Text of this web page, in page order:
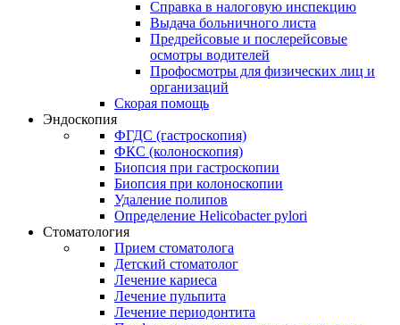
Справка в налоговую инспекцию
Выдача больничного листа
Предрейсовые и послерейсовые
осмотры водителей
Профосмотры для физических лиц и
организаций
Скорая помощь
Эндоскопия
ФГДС (гастроскопия)
ФКС (колоноскопия)
Биопсия при гастроскопии
Биопсия при колоноскопии
Удаление полипов
Определение Helicobacter pylori
Стоматология
Прием стоматолога
Детский стоматолог
Лечение кариеса
Лечение пульпита
Лечение периодонтита